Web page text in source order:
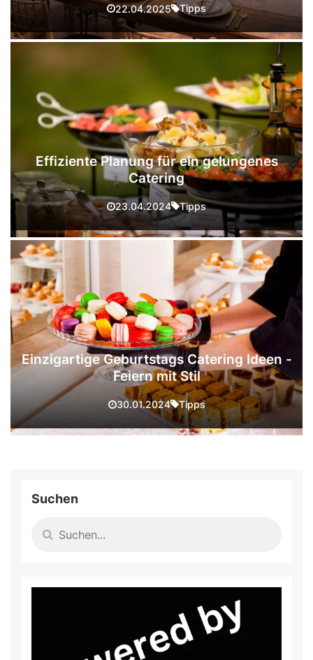
22.04.2025 Tipps
Effiziente Planung für ein gelungenes
Catering
23.04.2024 Tipps
Einzigartige Geburtstags Catering Ideen -
Feiern mit Stil
30.01.2024 Tipps
Suchen